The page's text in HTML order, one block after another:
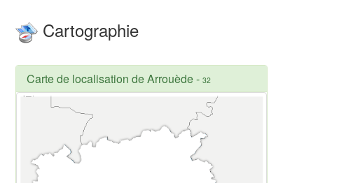
Cartographie
Carte de localisation de Arrouède- 32